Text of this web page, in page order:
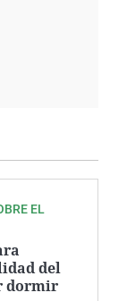
EL
del
dormir